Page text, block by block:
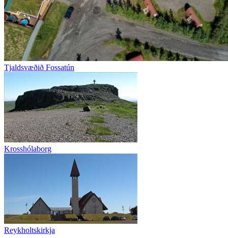
Tjaldsvæðið Fossatún
Krosshólaborg
Reykholtskirkja